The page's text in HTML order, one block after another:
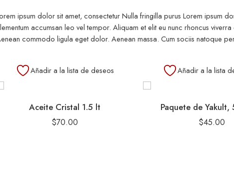
ipsum dolor sit amet, consectetur Nulla fringilla purus Lorem ipsum
accumsan leo vel tempor. Aliquam et elit eu nunc rhoncus
commodo ligula eget dolor. Aenean massa. Cum sociis natoque
Añadir a la lista de deseos
Aceite Cristal 1.5 lt
$70.00
Añadir a la lista
Paquete de Yakult,
$45.00